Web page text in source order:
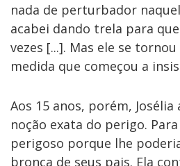
nada de perturbador
acabei dando trela para
vezes [...]. Mas ele se
medida que começou a
Aos 15 anos, porém,
noção exata do perigo.
perigoso porque lhe
bronca de seus pais. Ela